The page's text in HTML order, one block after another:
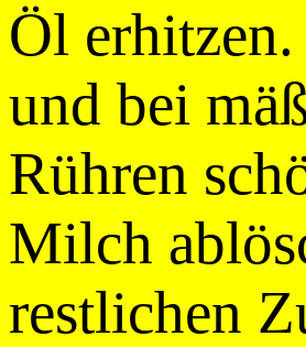
Öl
und bei
Rühren
Milch
restlichen